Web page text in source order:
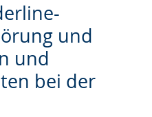
und
und
bei der